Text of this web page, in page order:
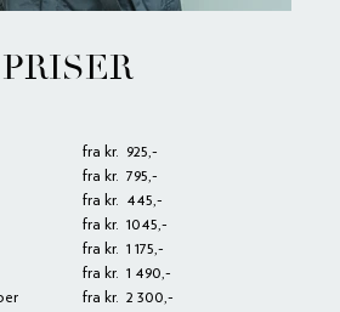
PRISER
fra kr. 925,-
fra kr. 795,-
fra kr. 445,-
fra kr. 1045,-
fra kr. 1 175,-
fra kr. 1 490,-
fra kr. 2 300,-